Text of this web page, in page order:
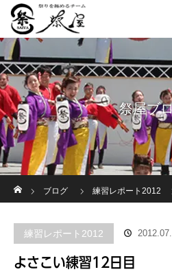
祭屋ブ
ブログ
練習レポート2012
練習レポート2012
よさこい練習12日目